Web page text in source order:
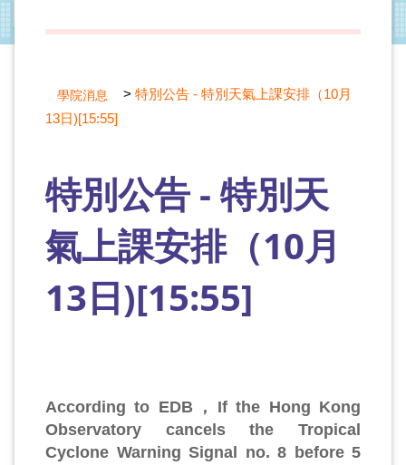
學院消息 > 特別公告 - 特別天氣上課安排（10月
13日)[15:55]
特別公告 - 特別天
氣上課安排（10月
13日)[15:55]
According to EDB，If the Hong Kong
Observatory cancels the Tropical
Cyclone Warning Signal no. 8 before 5